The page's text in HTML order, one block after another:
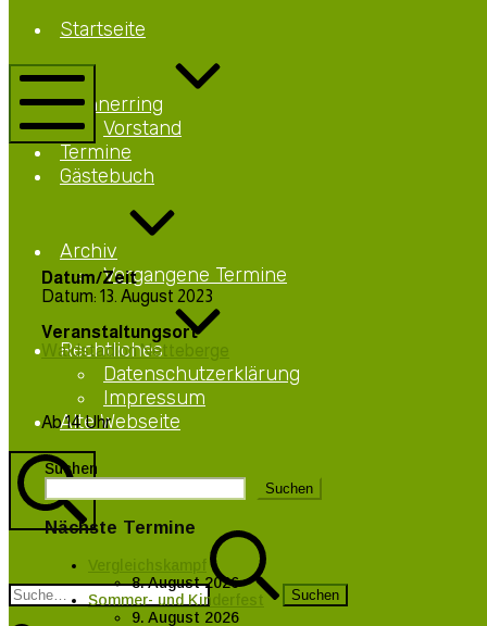
Startseite
Männerring
Vorstand
Termine
Gästebuch
Archiv
Vergangene Termine
Rechtliches
Datenschutzerklärung
Impressum
Alte Webseite
Suche
Suchen
Männerring
Netteberge
Mobile
Menü
Datum/Zeit
Datum: 13. August 2023
Veranstaltungsort
Waldstadion Netteberge
Ab 14 Uhr
Suchen
Suchen
Nächste Termine
Vergleichskampf
8. August 2026
Sommer- und Kinderfest
9. August 2026